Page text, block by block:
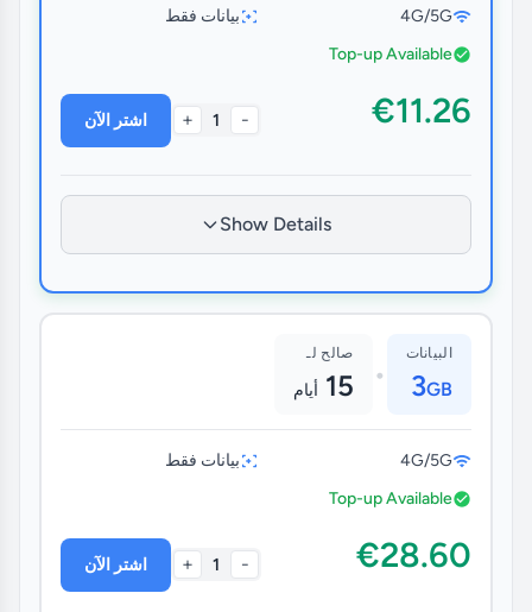
4G/5G
بيانات فقط
Top-up Available
€11.26
-
1
+ اشتر الآن
Show Details
البيانات
3GB
•
صالح لـ
15 أيام
4G/5G
بيانات فقط
Top-up Available
€28.60
-
1
+ اشتر الآن